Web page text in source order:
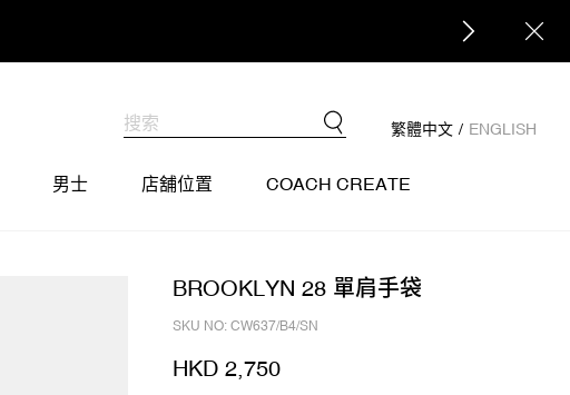
繁體中文 / ENGLISH
男士 店舖位置 COACH CREATE
BROOKLYN 28 單肩手袋
SKU NO: CW637/B4/SN
HKD 2,750